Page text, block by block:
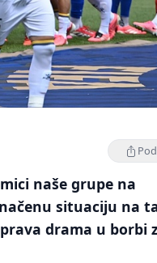
naše grupe na
situaciju na
drama u borbi